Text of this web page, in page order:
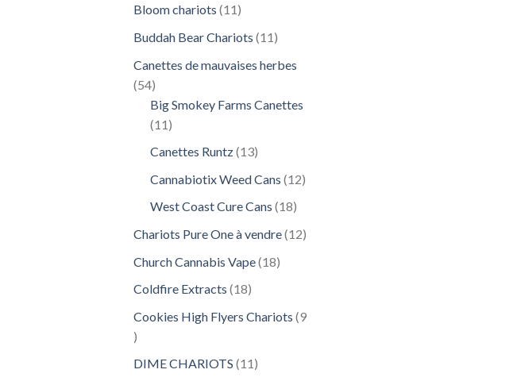
Bloom chariots 1111
Buddah Bear Chariots 1111
Canettes de mauvaises herbes
5454
produits
Big Smokey Farms Canettes
11 11
Canettes Runtz 1313
Cannabiotix Weed Cans 1212
West Coast Cure Cans 1818
Chariots Pure One à vendre 1212
Church Cannabis Vape 1818
Coldfire Extracts 1818
Cookies High Flyers Chariots 9
9
DIME CHARIOTS 1111